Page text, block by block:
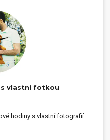
s vlastní fotkou
hodiny s vlastní fotografií.